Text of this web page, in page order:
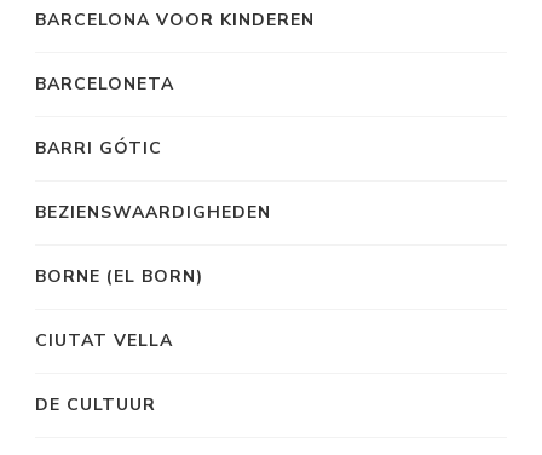
BARCELONA VOOR KINDEREN
BARCELONETA
BARRI GÓTIC
BEZIENSWAARDIGHEDEN
BORNE (EL BORN)
CIUTAT VELLA
DE CULTUUR